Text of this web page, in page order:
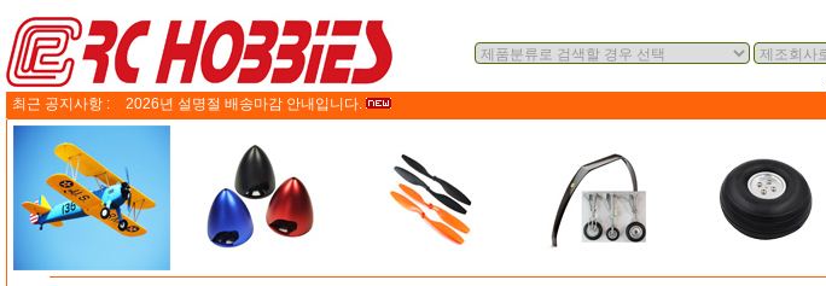
최근 공지사항 : 2026년 설명절 배송마감 안내입니다.